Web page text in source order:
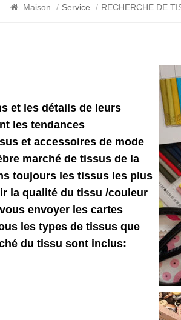
Maison / Service / RECHERCHE DE
et les détails de leurs
les tendances
et accessoires de mode
marché de tissus de la
toujours les tissus les plus
la qualité du tissu /couleur
envoyer les cartes
les types de tissus que
du tissu sont inclus: